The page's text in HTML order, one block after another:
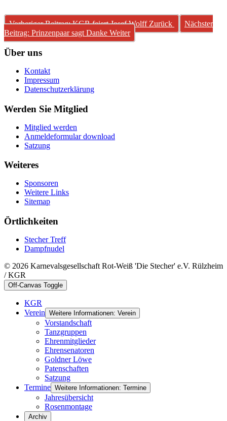
Vorheriger Beitrag: KGR feiert Josef Wolff Zurück
Nächster
Beitrag: Prinzenpaar sagt Danke Weiter
Über uns
Kontakt
Impressum
Datenschutzerklärung
Werden Sie Mitglied
Mitglied werden
Anmeldeformular download
Satzung
Weiteres
Sponsoren
Weitere Links
Sitemap
Örtlichkeiten
Stecher Treff
Dampfnudel
© 2026 Karnevalsgesellschaft Rot-Weiß 'Die Stecher' e.V. Rülzheim
/ KGR
Off-Canvas Toggle
KGR
Verein Weitere Informationen: Verein
Vorstandschaft
Tanzgruppen
Ehrenmitglieder
Ehrensenatoren
Goldner Löwe
Patenschaften
Satzung
Termine Weitere Informationen: Termine
Jahresübersicht
Rosenmontage
Archiv